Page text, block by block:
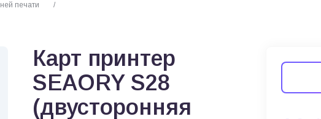
печати
Карт принтер
SEAORY S28
(двусторонняя